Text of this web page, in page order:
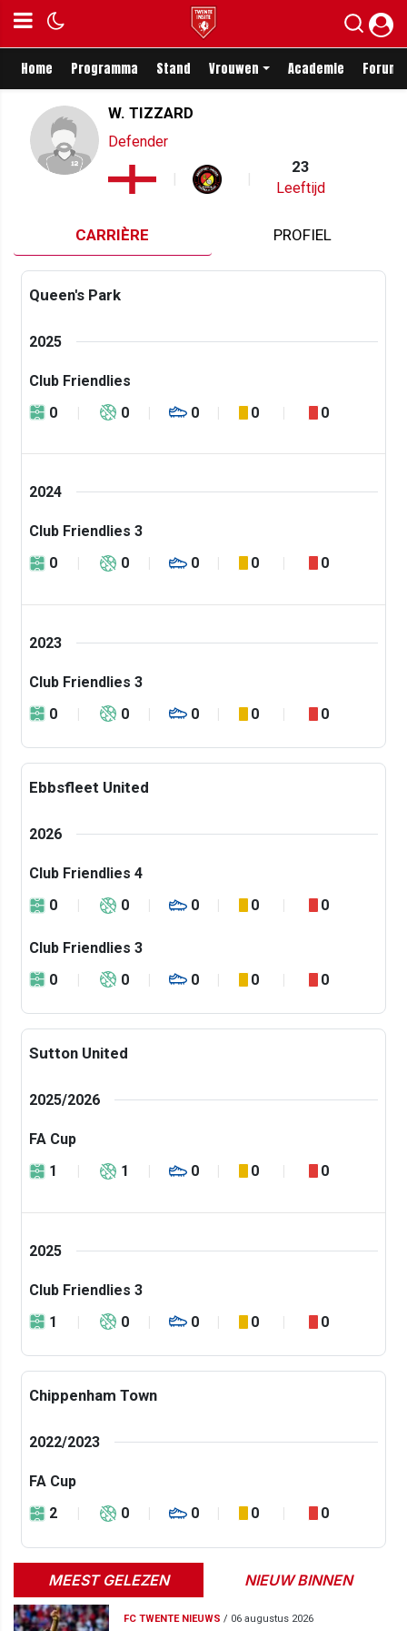
Home Programma Stand Vrouwen Academie Forum
W. TIZZARD
Defender
23
Leeftijd
CARRIÈRE PROFIEL
Queen's Park
2025
Club Friendlies
0
0 0 0 0
2024
Club Friendlies 3
0
0 0 0 0
2023
Club Friendlies 3
0
0 0 0 0
Ebbsfleet United
2026
Club Friendlies 4
0
0 0 0 0
Club Friendlies 3
0
0 0 0 0
Sutton United
2025/2026
FA Cup
1
1 0 0 0
2025
Club Friendlies 3
1
0 0 0 0
Chippenham Town
2022/2023
FA Cup
2
0 0 0 0
MEEST GELEZEN NIEUW BINNEN
FC TWENTE NIEUWS / 06 augustus 2026